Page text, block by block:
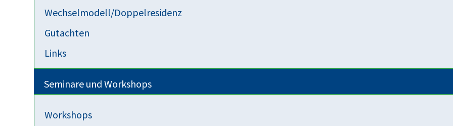
Wechselmodell/Doppelresidenz
Gutachten
Links
Seminare und Workshops
Workshops
An Google Kalender senden